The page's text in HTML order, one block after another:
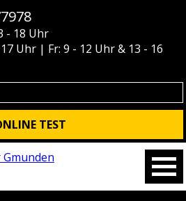
- 18 Uhr
Uhr | Fr: 9 - 12 Uhr & 13 - 16
TEST